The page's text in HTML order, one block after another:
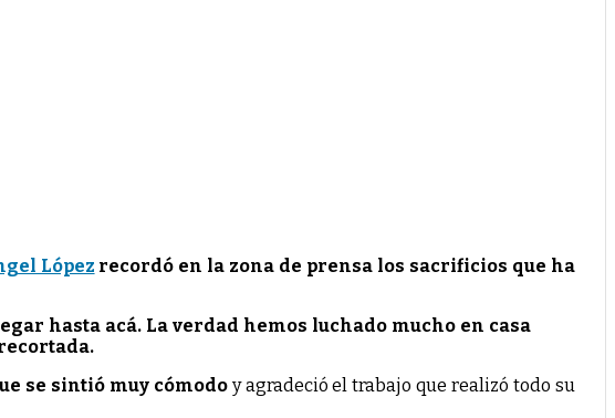
López recordó en la zona de prensa los sacrificios que ha
hasta acá. La verdad hemos luchado mucho en casa
se sintió muy cómodoy agradeció el trabajo que realizó todo su